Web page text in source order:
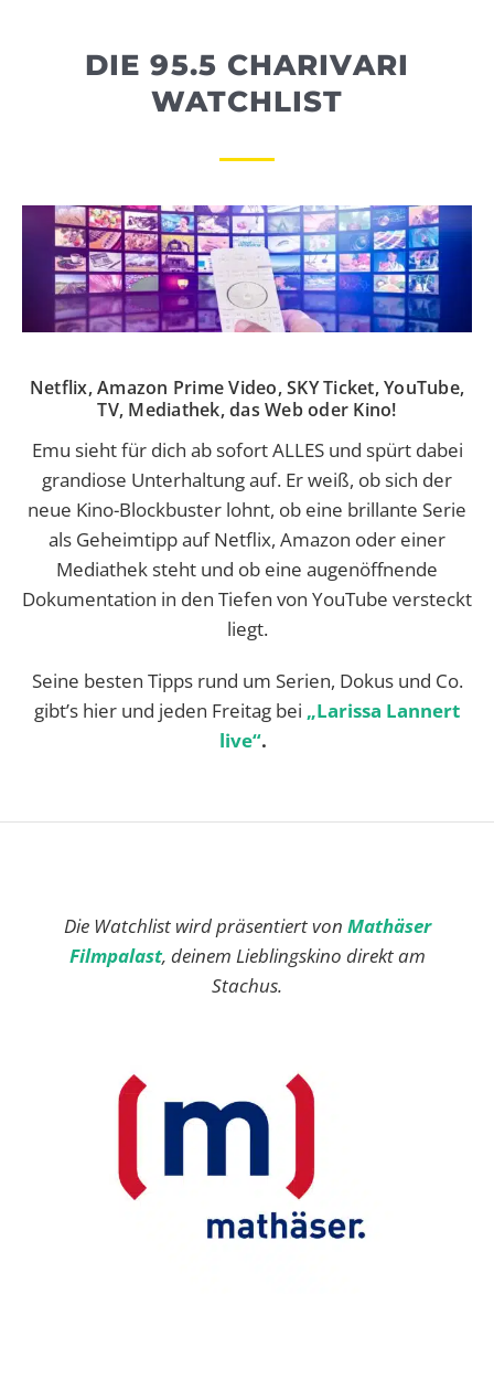
DIE 95.5 CHARIVARI
WATCHLIST
Netflix, Amazon Prime Video, SKY Ticket, YouTube,
TV, Mediathek, das Web oder Kino!
Emu sieht für dich ab sofort ALLES und spürt dabei
grandiose Unterhaltung auf. Er weiß, ob sich der
neue Kino-Blockbuster lohnt, ob eine brillante Serie
als Geheimtipp auf Netflix, Amazon oder einer
Mediathek steht und ob eine augenöffnende
Dokumentation in den Tiefen von YouTube versteckt
liegt.
Seine besten Tipps rund um Serien, Dokus und Co.
gibt’s hier und jeden Freitag bei „Larissa Lannert
live“.
Die Watchlist wird präsentiert von Mathäser
Filmpalast, deinem Lieblingskino direkt am
Stachus.